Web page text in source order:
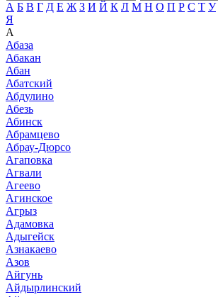
А Б В Г Д Е Ж З И Й К Л М Н О П Р С Т У
Я
А
Абаза
Абакан
Абан
Абатский
Абдулино
Абезь
Абинск
Абрамцево
Абрау-Дюрсо
Агаповка
Агвали
Агеево
Агинское
Агрыз
Адамовка
Адыгейск
Азнакаево
Азов
Айгунь
Айдырлинский